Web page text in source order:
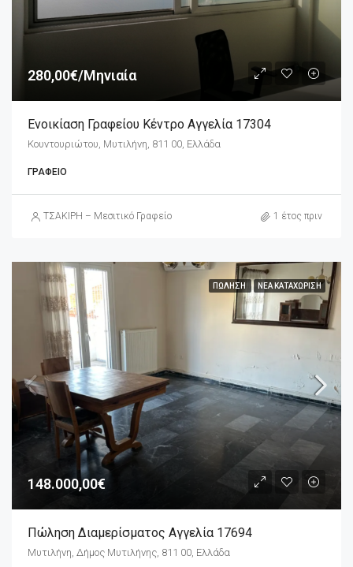
280,00€/Μηνιαία
Ενοικίαση Γραφείου Κέντρο Αγγελία 17304
Κουντουριώτου, Μυτιλήνη, 811 00, Ελλάδα
ΓΡΑΦΕΊΟ
ΤΣΑΚΙΡΗ – Μεσιτικό Γραφείο 1 έτος πριν
ΠΏΛΗΣΗ ΝΈΑ ΚΑΤΑΧΏΡΙΣΗ
148.000,00€
Πώληση Διαμερίσματος Αγγελία 17694
Μυτιλήνη, Δήμος Μυτιλήνης, 811 00, Ελλάδα